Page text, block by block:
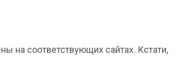
на соответствующих сайтах. Кстати,